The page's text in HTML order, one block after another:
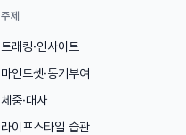
주제
트래킹·인사이트
마인드셋·동기부여
체중·대사
라이프스타일 습관